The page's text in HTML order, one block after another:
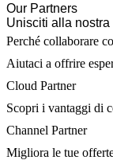
Our Partners
Unisciti alla nostra
Perché collaborare
Aiutaci a offrire
Cloud Partner
Scopri i vantaggi di
Channel Partner
Migliora le tue